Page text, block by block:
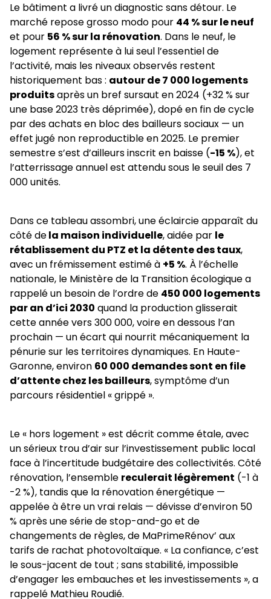
Le bâtiment a livré un diagnostic sans détour. Le
marché repose grosso modo pour 44 % sur le neuf
et pour 56 % sur la rénovation. Dans le neuf, le
logement représente à lui seul l’essentiel de
l’activité, mais les niveaux observés restent
historiquement bas : autour de 7 000 logements
produitsaprès un bref sursaut en 2024 (+32 % sur
une base 2023 très déprimée), dopé en fin de cycle
par des achats en bloc des bailleurs sociaux — un
effet jugé non reproductible en 2025. Le premier
semestre s’est d’ailleurs inscrit en baisse (-15 %), et
l’atterrissage annuel est attendu sous le seuil des 7
000 unités.
Dans ce tableau assombri, une éclaircie apparaît du
côté dela maison individuelle, aidée par le
rétablissement du PTZ et la détente des taux,
avec un frémissement estimé à +5 %. À l’échelle
nationale, le Ministère de la Transition écologique a
rappelé un besoin de l’ordre de 450 000 logements
par an d’ici 2030 quand la production glisserait
cette année vers 300 000, voire en dessous l’an
prochain — un écart qui nourrit mécaniquement la
pénurie sur les territoires dynamiques. En Haute-
Garonne, environ 60 000 demandes sont en file
d’attente chez les bailleurs, symptôme d’un
parcours résidentiel « grippé ».
Le « hors logement » est décrit comme étale, avec
un sérieux trou d’air sur l’investissement public local
face à l’incertitude budgétaire des collectivités. Côté
rénovation, l’ensemble reculerait légèrement (-1 à
-2 %), tandis que la rénovation énergétique —
appelée à être un vrai relais — dévisse d’environ 50
% après une série de stop-and-go et de
changements de règles, de MaPrimeRénov’ aux
tarifs de rachat photovoltaïque. « La confiance, c’est
le sous-jacent de tout ; sans stabilité, impossible
d’engager les embauches et les investissements », a
rappelé Mathieu Roudié.